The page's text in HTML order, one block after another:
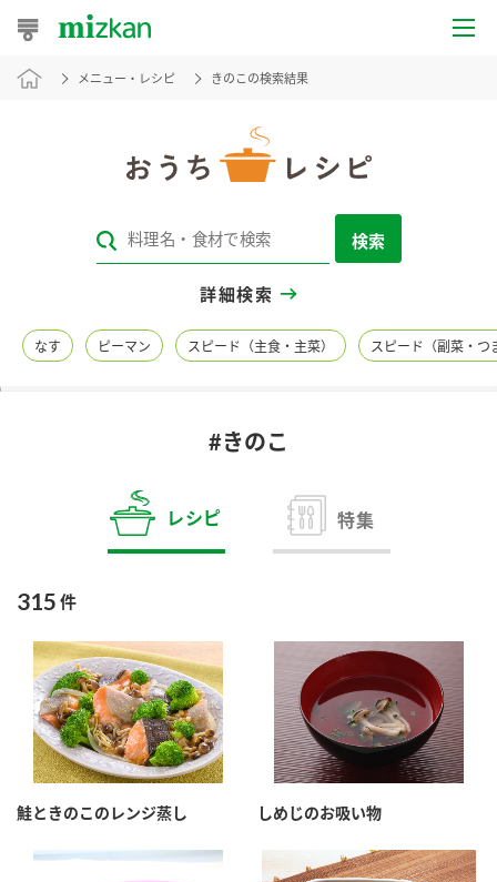
おうちレシピ
レシピカテゴリ一覧
レシピ名特集
商品カテゴリ
お酢ドリンク ぽん酢
みりん風・料理酒 鍋用調味料
つゆ
ブランド・スペシャルサイト
ブランド・スペシャルサイト トップ
商品ブランドサイト
企業情報
メニュー・レシピ きのこの検索結果
検索
詳細検索
なす ピーマン スピード（主食・主菜） スピード（副菜・つ
#きのこ
レシピ 特集
315 件
鮭ときのこのレンジ蒸し しめじのお吸い物